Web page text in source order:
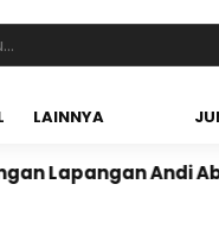
LAINNYA
Andi Abdullah Bau